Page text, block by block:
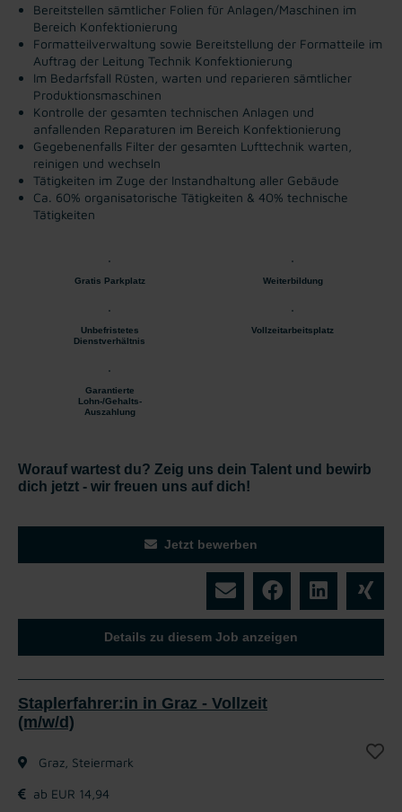
Bereitstellen sämtlicher Folien für Anlagen/Maschinen im
Bereich Konfektionierung
Formatteilverwaltung sowie Bereitstellung der Formatteile im
Auftrag der Leitung Technik Konfektionierung
Im Bedarfsfall Rüsten, warten und reparieren sämtlicher
Produktionsmaschinen
Kontrolle der gesamten technischen Anlagen und
anfallenden Reparaturen im Bereich Konfektionierung
Gegebenenfalls Filter der gesamten Lufttechnik warten,
reinigen und wechseln
Tätigkeiten im Zuge der Instandhaltung aller Gebäude
Ca. 60% organisatorische Tätigkeiten & 40% technische
Tätigkeiten
Gratis Parkplatz Weiterbildung
Unbefristetes
Dienstverhältnis
Vollzeitarbeitsplatz
Garantierte
Lohn-/Gehalts-
Auszahlung
Worauf wartest du? Zeig uns dein Talent und bewirb
dich jetzt - wir freuen uns auf dich!
Jetzt bewerben
Details zu diesem Job anzeigen
Staplerfahrer:in in Graz - Vollzeit
(m/w/d)
Graz, Steiermark
ab EUR 14,94